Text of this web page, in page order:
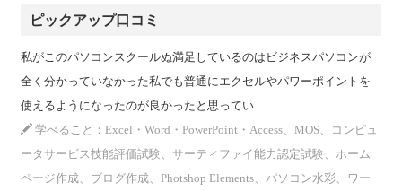
ピックアップ口コミ
私がこのパソコンスクールぬ満足しているのはビジネスパソコンが
全く分かっていなかった私でも普通にエクセルやパワーポイントを
使えるようになったのが良かったと思ってい…
学べること：Excel・Word・PowerPoint・Access、MOS、コンピュ
ータサービス技能評価試験、サーティファイ能力認定試験、ホーム
ページ作成、ブログ作成、Photshop Elements、パソコン水彩、ワー